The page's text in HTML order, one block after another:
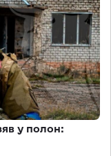
у полон: